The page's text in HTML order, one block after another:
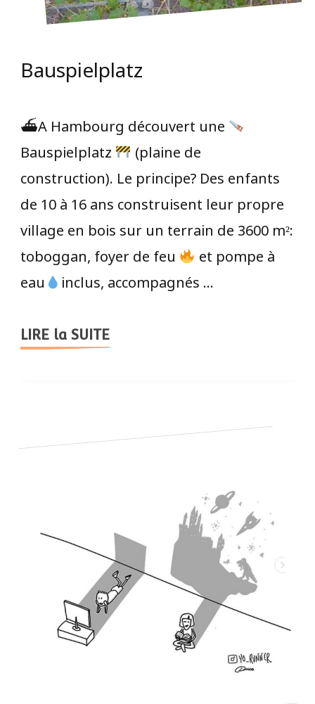
Bauspielplatz
⛴A Hambourg découvert une
Bauspielplatz
(plaine de
construction). Le principe? Des enfants
de 10 à 16 ans construisent leur propre
village en bois sur un terrain de 3600 m²:
toboggan, foyer de feu
et pompe à
eau
inclus, accompagnés …
LIRE la SUITE